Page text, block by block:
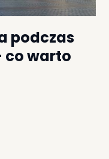
podczas
co warto